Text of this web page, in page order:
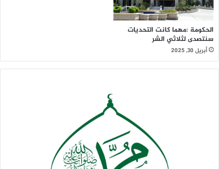
الحكومة :مهما كانت التحديات
سنتصدى لثلاثي الشر
أبريل 30, 2025